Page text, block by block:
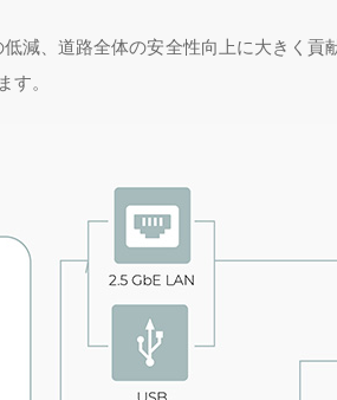
減、道路全体の安全性向上に大きく
す。